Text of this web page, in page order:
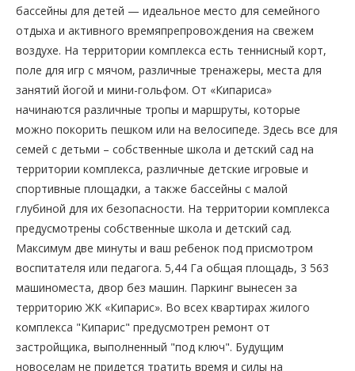
бассейны для детей — идеальное место для семейного
отдыха и активного времяпрепровождения на свежем
воздухе. На территории комплекса есть теннисный корт,
поле для игр с мячом, различные тренажеры, места для
занятий йогой и мини-гольфом. От «Кипариса»
начинаются различные тропы и маршруты, которые
можно покорить пешком или на велосипеде. Здесь все для
семей с детьми – собственные школа и детский сад на
территории комплекса, различные детские игровые и
спортивные площадки, а также бассейны с малой
глубиной для их безопасности. На территории комплекса
предусмотрены собственные школа и детский сад.
Максимум две минуты и ваш ребенок под присмотром
воспитателя или педагога. 5,44 Га общая площадь, 3 563
машиноместа, двор без машин. Паркинг вынесен за
территорию ЖК «Кипарис». Во всех квартирах жилого
комплекса "Кипарис" предусмотрен ремонт от
застройщика, выполненный "под ключ". Будущим
новоселам не придется тратить время и силы на